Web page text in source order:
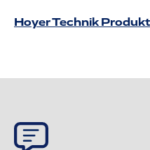
Hoyer Technik